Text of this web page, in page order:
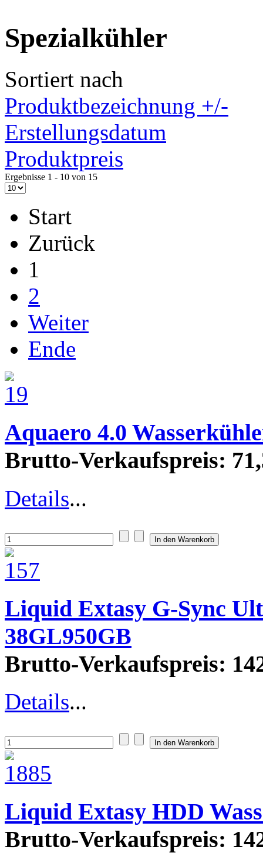
Spezialkühler
Sortiert nach
Produktbezeichnung +/-
Erstellungsdatum
Produktpreis
Ergebnisse 1 - 10 von 15
Start
Zurück
1
2
Weiter
Ende
Aquaero 4.0
Brutto-Verkaufspreis:
Details...
Liquid Extasy G-Sync
38GL950GB
Brutto-Verkaufspreis:
Details...
Liquid Extasy HDD
Brutto-Verkaufspreis: